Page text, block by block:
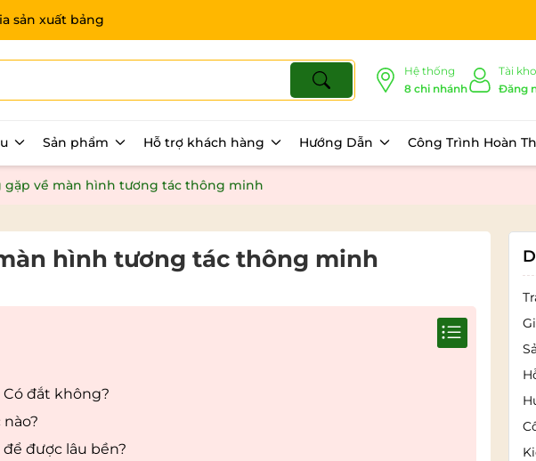
sản xuất bảng
Hệ thống
8 chi nhánh
Tài
Đăng
Sản phẩm Hỗ trợ khách hàng Hướng Dẫn Công Trình Hoàn
gặp về màn hình tương tác thông minh
hình tương tác thông minh
đắt không?
được lâu bền?